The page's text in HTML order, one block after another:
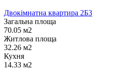
Двокімнатна квартира 2Б3
Загальна площа
70.05 м2
Житлова площа
32.26 м2
Кухня
14.33 м2